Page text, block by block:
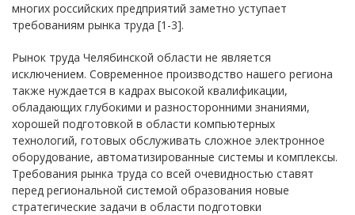
многих российских предприятий заметно уступает
требованиям рынка труда [1-3].
Рынок труда Челябинской области не является
исключением. Современное производство нашего региона
также нуждается в кадрах высокой квалификации,
обладающих глубокими и разносторонними знаниями,
хорошей подготовкой в области компьютерных
технологий, готовых обслуживать сложное электронное
оборудование, автоматизированные системы и комплексы.
Требования рынка труда со всей очевидностью ставят
перед региональной системой образования новые
стратегические задачи в области подготовки